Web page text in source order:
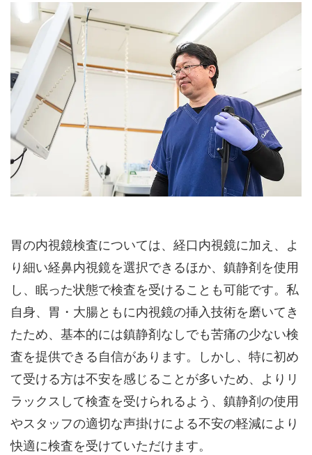
胃の内視鏡検査については、経口内視鏡に加え、よ
り細い経鼻内視鏡を選択できるほか、鎮静剤を使用
し、眠った状態で検査を受けることも可能です。私
自身、胃・大腸ともに内視鏡の挿入技術を磨いてき
たため、基本的には鎮静剤なしでも苦痛の少ない検
査を提供できる自信があります。しかし、特に初め
て受ける方は不安を感じることが多いため、よりリ
ラックスして検査を受けられるよう、鎮静剤の使用
やスタッフの適切な声掛けによる不安の軽減により
快適に検査を受けていただけます。